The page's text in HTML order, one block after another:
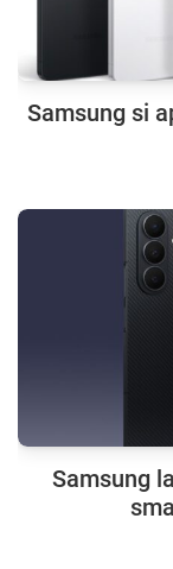
Samsung si
Samsung